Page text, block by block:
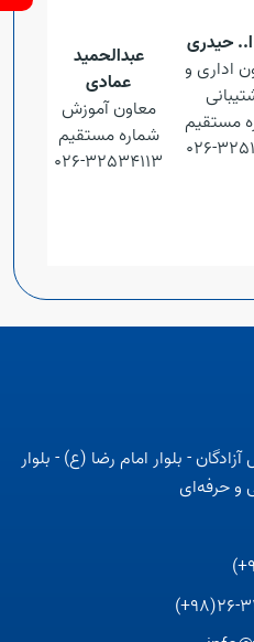
حیدری
اداری و
مستقیم
عبدالحمید
عمادی
معاون آموزش
شماره مستقیم
32534113-026
- بلوار امام رضا (ع) - بلوار
و حرفه‌ای